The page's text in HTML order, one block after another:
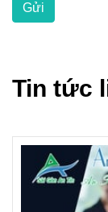
Gửi
Tin tức